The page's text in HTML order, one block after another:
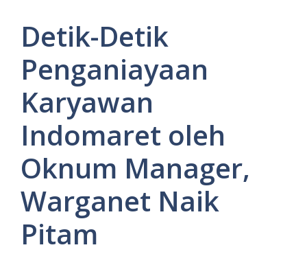
Detik-Detik
Penganiayaan
Karyawan
Indomaret oleh
Oknum Manager,
Warganet Naik
Pitam